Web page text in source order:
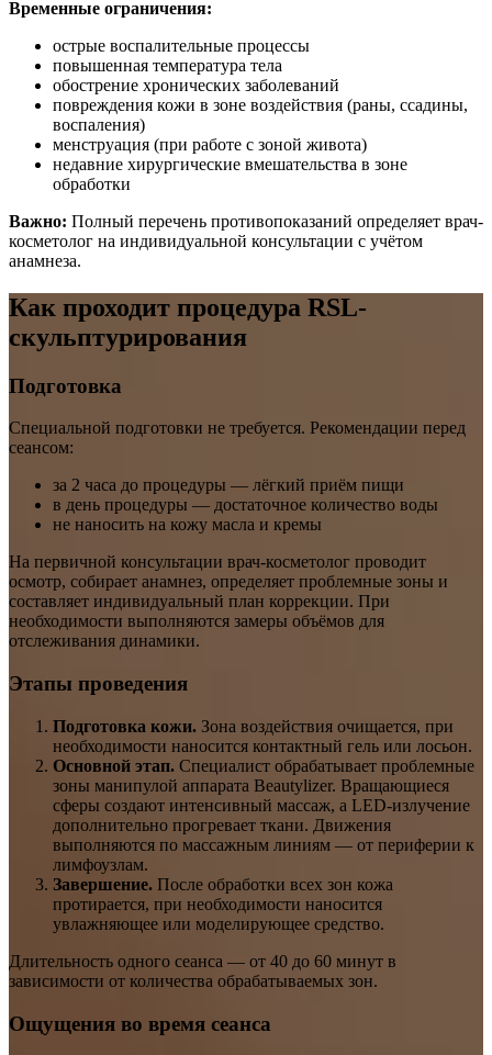
Временные ограничения:
острые воспалительные процессы
повышенная температура тела
обострение хронических заболеваний
повреждения кожи в зоне воздействия (раны, ссадины,
воспаления)
менструация (при работе с зоной живота)
недавние хирургические вмешательства в зоне
обработки
Важно: Полный перечень противопоказаний определяет врач-
косметолог на индивидуальной консультации с учётом
анамнеза.
Как проходит процедура RSL-
скульптурирования
Подготовка
Специальной подготовки не требуется. Рекомендации перед
сеансом:
за 2 часа до процедуры — лёгкий приём пищи
в день процедуры — достаточное количество воды
не наносить на кожу масла и кремы
На первичной консультации врач-косметолог проводит
осмотр, собирает анамнез, определяет проблемные зоны и
составляет индивидуальный план коррекции. При
необходимости выполняются замеры объёмов для
отслеживания динамики.
Этапы проведения
Подготовка кожи. Зона воздействия очищается, при
необходимости наносится контактный гель или лосьон.
Основной этап. Специалист обрабатывает проблемные
зоны манипулой аппарата Beautylizer. Вращающиеся
сферы создают интенсивный массаж, а LED-излучение
дополнительно прогревает ткани. Движения
выполняются по массажным линиям — от периферии к
лимфоузлам.
Завершение. После обработки всех зон кожа
протирается, при необходимости наносится
увлажняющее или моделирующее средство.
Длительность одного сеанса — от 40 до 60 минут в
зависимости от количества обрабатываемых зон.
Ощущения во время сеанса